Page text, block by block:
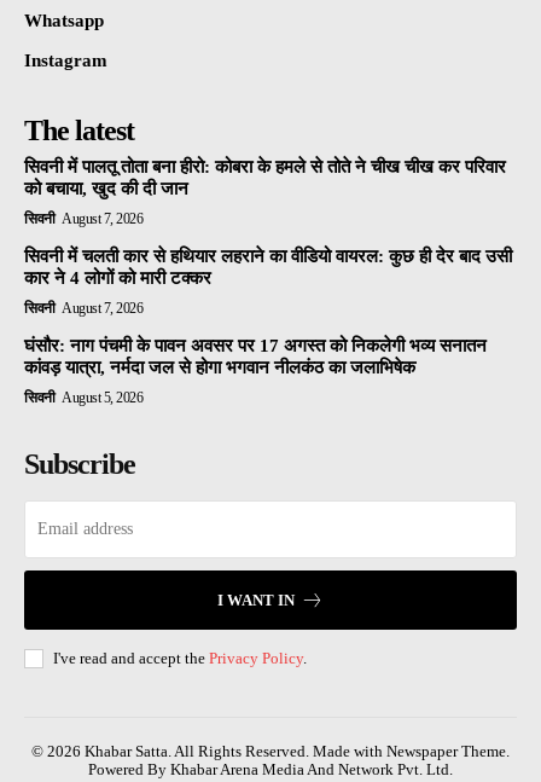
Whatsapp
Instagram
The latest
सिवनी में पालतू तोता बना हीरो: कोबरा के हमले से तोते ने चीख चीख कर परिवार
को बचाया, खुद की दी जान
सिवनी August 7, 2026
सिवनी में चलती कार से हथियार लहराने का वीडियो वायरल: कुछ ही देर बाद उसी
कार ने 4 लोगों को मारी टक्कर
सिवनी August 7, 2026
घंसौर: नाग पंचमी के पावन अवसर पर 17 अगस्त को निकलेगी भव्य सनातन
कांवड़ यात्रा, नर्मदा जल से होगा भगवान नीलकंठ का जलाभिषेक
सिवनी August 5, 2026
Subscribe
I WANT IN
I've read and accept the Privacy Policy.
© 2026 Khabar Satta. All Rights Reserved. Made with Newspaper Theme.
Powered By Khabar Arena Media And Network Pvt. Ltd.